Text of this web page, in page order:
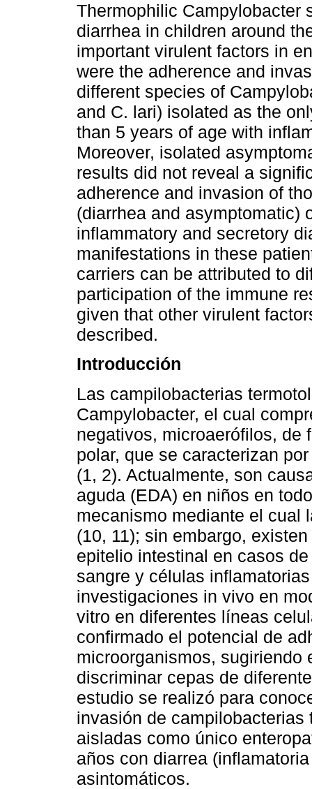
Thermophilic Campylobacter
diarrhea in children around
important virulent factors in
were the adherence and
different species of
and C. lari) isolated as the
than 5 years of age with
Moreover, isolated
results did not reveal a
adherence and invasion of
(diarrhea and asymptomatic)
inflammatory and secretory
manifestations in these
carriers can be attributed to
participation of the immune
given that other virulent
described.
Introducción
Las campilobacterias
Campylobacter, el cual
negativos, microaerófilos, de
polar, que se caracterizan
(1, 2). Actualmente, son
aguda (EDA) en niños en
mecanismo mediante el cual
(10, 11); sin embargo,
epitelio intestinal en casos
sangre y células
investigaciones in vivo en
vitro en diferentes líneas
confirmado el potencial de
microorganismos, sugiriendo
discriminar cepas de
estudio se realizó para
invasión de
aisladas como único
años con diarrea
asintomáticos.